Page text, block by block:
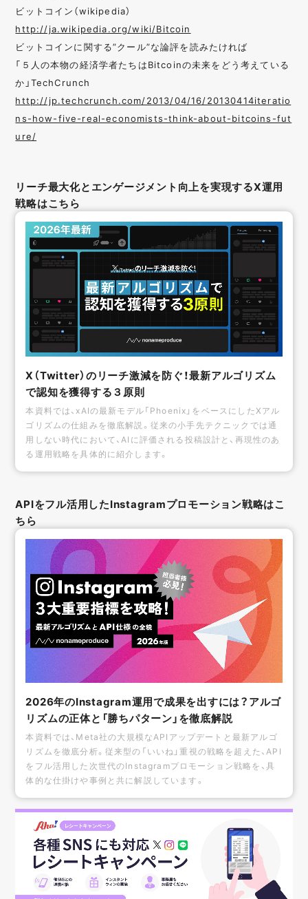
ビットコイン（wikipedia）
http://ja.wikipedia.org/wiki/Bitcoin
ビットコインに関する”クール”な論評を読みたければ
「５人の本物の経済学者たちはBitcoinの未来をどう考えている
か」TechCrunch
http://jp.techcrunch.com/2013/04/16/20130414iteratio
ns-how-five-real-economists-think-about-bitcoins-fut
ure/
リーチ最大化とエンゲージメント向上を実現するX運用
戦略はこちら
X（Twitter）のリーチ激減を防ぐ！最新アルゴリズム
で認知を獲得する３原則
本資料では、xAIの最新モデル「Phoenix」をベースにしたXアル
ゴリズムの仕組みを徹底解説。従来の小手先テクニックでは通
用しない時代において、AIに評価される投稿設計と、再現性のあ
る運用戦略を具体的に紹介します。
APIをフル活用したInstagramプロモーション戦略はこ
ちら
2026年のInstagram運用で成果を出すには？アルゴ
リズムの正体と「勝ちパターン」を徹底解説
本資料では、Meta社の大規模なAPIアップデートと最新アルゴ
リズムを徹底分析。従来型の「いいね」重視の戦略を超えた、API
をフル活用した次世代のInstagramプロモーション戦略を、具
体的な仕掛けや事例と共に解説しています。